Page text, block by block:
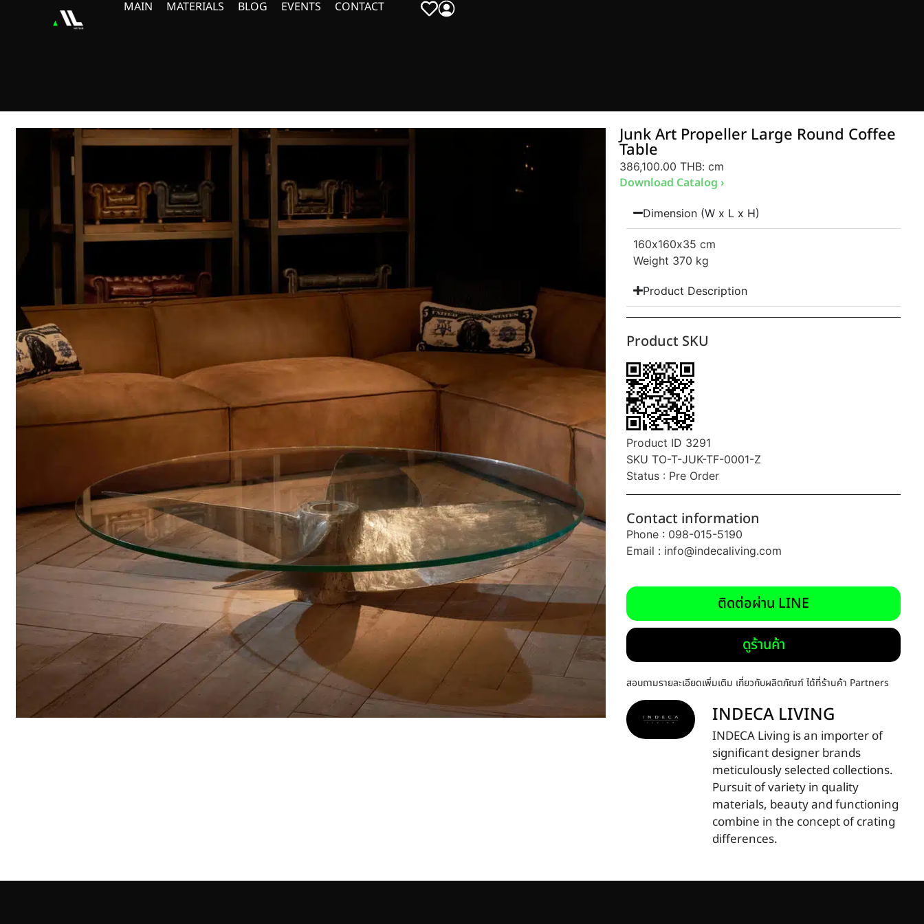
MAIN MATERIALS BLOG EVENTS CONTACT
Junk Art Propeller Large Round Coffee
Table
386,100.00 THB: cm
Download Catalog ›
Dimension (W x L x H)
160x160x35 cm
Weight 370 kg
Product Description
Product SKU
Product ID 3291
SKU TO-T-JUK-TF-0001-Z
Status : Pre Order
Contact information
Phone : 098-015-5190
Email : info@indecaliving.com
ติดต่อผ่าน LINE
ดูร้านค้า
สอบถามรายละเอียดเพิ่มเติม เกี่ยวกับผลิตภัณฑ์ ได้ที่ร้านค้า Partners
INDECA LIVING
INDECA Living is an importer of
significant designer brands
meticulously selected collections.
Pursuit of variety in quality
materials, beauty and functioning
combine in the concept of crating
differences.